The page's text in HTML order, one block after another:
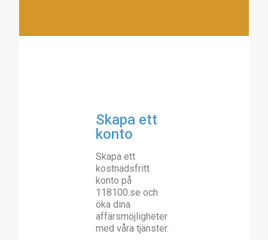
Skapa ett
konto
Skapa ett
kostnadsfritt
konto på
118100.se och
öka dina
affärsmöjligheter
med våra tjänster.